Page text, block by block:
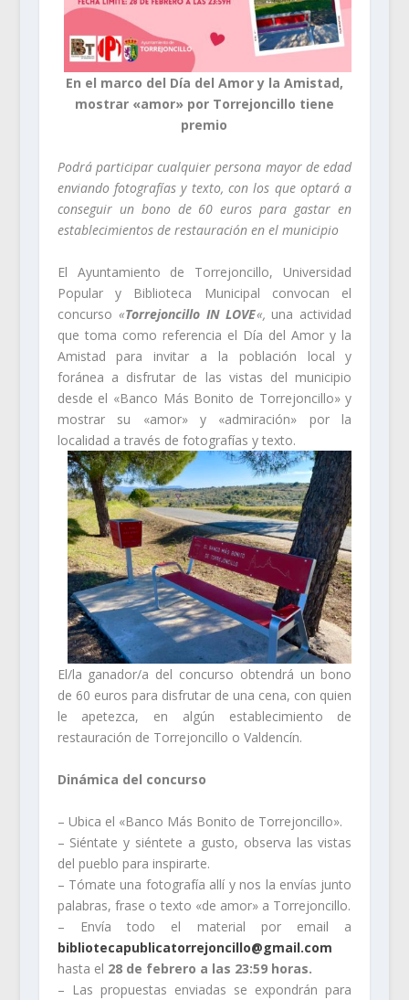
En el marco del Día del Amor y la Amistad,
mostrar «amor» por Torrejoncillo tiene
premio
Podrá participar cualquier persona mayor de edad
enviando fotografías y texto, con los que optará a
conseguir un bono de 60 euros para gastar en
establecimientos de restauración en el municipio
El Ayuntamiento de Torrejoncillo, Universidad
Popular y Biblioteca Municipal convocan el
concurso «Torrejoncillo IN LOVE«, una actividad
que toma como referencia el Día del Amor y la
Amistad para invitar a la población local y
foránea a disfrutar de las vistas del municipio
desde el «Banco Más Bonito de Torrejoncillo» y
mostrar su «amor» y «admiración» por la
localidad a través de fotografías y texto.
El/la ganador/a del concurso obtendrá un bono
de 60 euros para disfrutar de una cena, con quien
le apetezca, en algún establecimiento de
restauración de Torrejoncillo o Valdencín.
Dinámica del concurso
– Ubica el «Banco Más Bonito de Torrejoncillo».
– Siéntate y siéntete a gusto, observa las vistas
del pueblo para inspirarte.
– Tómate una fotografía allí y nos la envías junto
palabras, frase o texto «de amor» a Torrejoncillo.
– Envía todo el material por email a
bibliotecapublicatorrejoncillo@gmail.com
hasta el 28 de febrero a las 23:59 horas.
– Las propuestas enviadas se expondrán para